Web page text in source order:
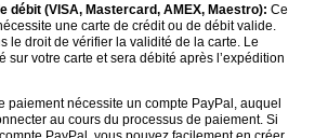
débit (VISA, Mastercard, AMEX, Maestro): Ce
une carte de crédit ou de débit valide.
le droit de vérifier la validité de la carte. Le
sur votre carte et sera débité après l’expédition
paiement nécessite un compte PayPal, auquel
au cours du processus de paiement. Si